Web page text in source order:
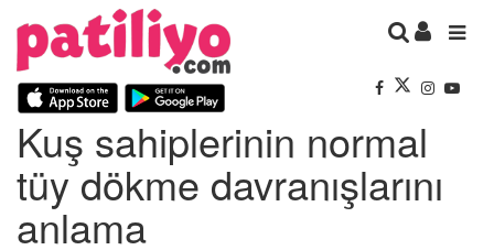
Kuş sahiplerinin normal
tüy dökme davranışlarını
anlama